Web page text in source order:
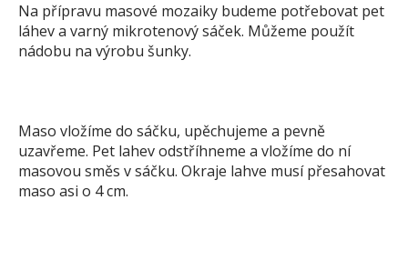
Na přípravu masové mozaiky budeme potřebovat pet
láhev a varný mikrotenový sáček. Můžeme použít
nádobu na výrobu šunky.
Maso vložíme do sáčku, upěchujeme a pevně
uzavřeme. Pet lahev odstříhneme a vložíme do ní
masovou směs v sáčku. Okraje lahve musí přesahovat
maso asi o 4 cm.